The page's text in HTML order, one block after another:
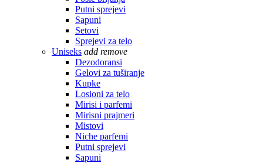
Putni sprejevi
Sapuni
Setovi
Sprejevi za telo
Uniseks add remove
Dezodoransi
Gelovi za tuširanje
Kupke
Losioni za telo
Mirisi i parfemi
Mirisni prajmeri
Mistovi
Niche parfemi
Putni sprejevi
Sapuni